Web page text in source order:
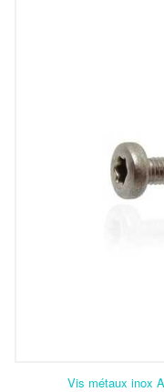
Vis métaux inox